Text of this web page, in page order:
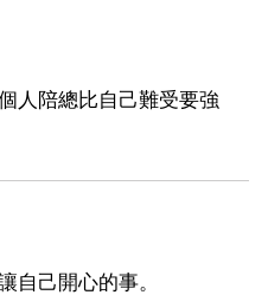
人陪總比自己難受要強
自己開心的事。